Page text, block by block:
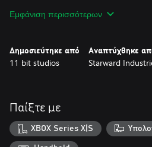
tools, such as a telemeter or a tracker,
The Invincible is a first-person game
Invincible - an iconic novel of the
fiction author and Polish futurologist
we are not prepared for. Still, our
closer to the destination - for our
Εμφάνιση περισσότερων
Δημοσιεύτηκε από
11 bit studios
Αναπτύχθηκε
Starward
Παίξτε με
XBOX Series X|S